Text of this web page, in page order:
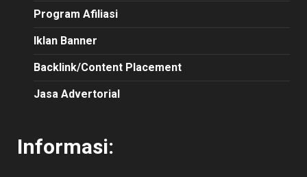
Program Afiliasi
Iklan Banner
Backlink/Content Placement
Jasa Advertorial
Informasi: